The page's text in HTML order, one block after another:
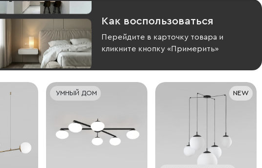
Как воспользоваться
Перейдите в карточку товара и
кликните кнопку «Примерить»
УМНЫЙ ДОМ NEW